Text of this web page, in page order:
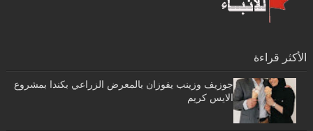
الأكثر قراءة
جوزيف وزينب يفوزان بالمعرض الزراعي بكندا بمشروع
الايس كريم